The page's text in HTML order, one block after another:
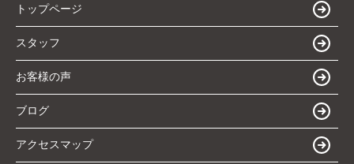
トップページ
スタッフ
お客様の声
ブログ
アクセスマップ